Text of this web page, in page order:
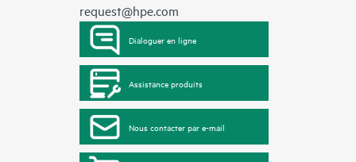
request@hpe.com
Dialoguer en ligne
Assistance produits
Nous contacter par e-mail